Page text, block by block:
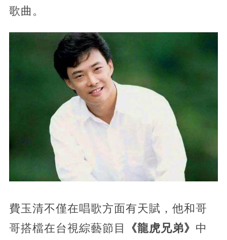
歌曲。
費玉清不僅在唱歌方面有天賦， 他和哥
哥搭檔在台視綜藝節目
《龍虎兄弟》 中